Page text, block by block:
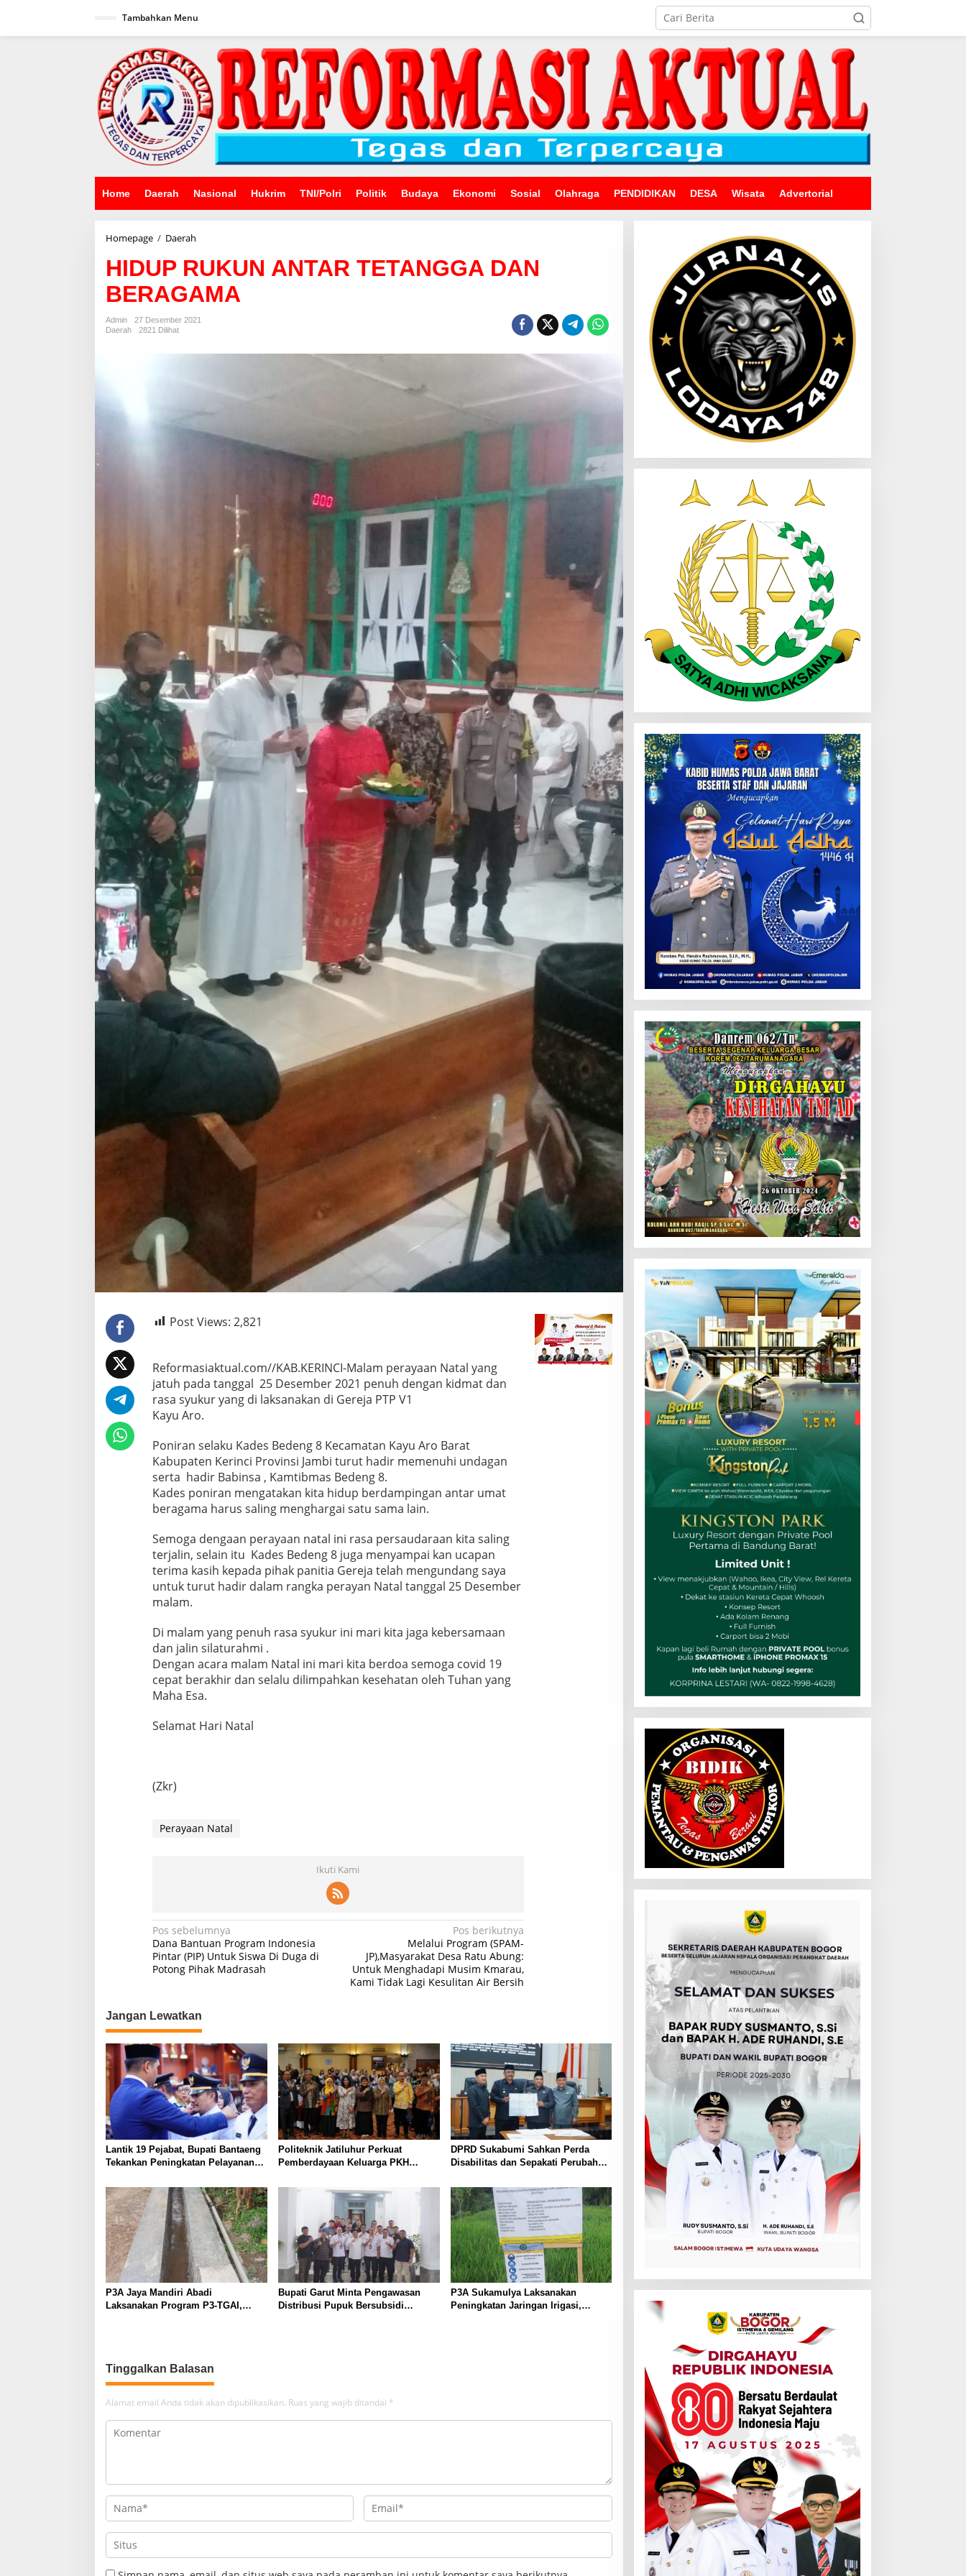
Tambahkan Menu
Home Daerah Nasional Hukrim TNI/Polri Politik Budaya Ekonomi Sosial Olahraga PENDIDIKAN DESA Wisata Advertorial
Homepage / Daerah
ANTAR
TETANGGA
DAN
BERAGAMA
HIDUP RUKUN ANTAR TETANGGA DAN
BERAGAMA
Admin
27 Desember 2021
Daerah
2821 Dilihat
Post Views: 2,821
Reformasiaktual.com//KAB.KERINCI-Malam perayaan Natal yang
jatuh pada tanggal 25 Desember 2021 penuh dengan kidmat dan
rasa syukur yang di laksanakan di Gereja PTP V1
Kayu Aro.
Poniran selaku Kades Bedeng 8 Kecamatan Kayu Aro Barat
Kabupaten Kerinci Provinsi Jambi turut hadir memenuhi undagan
serta hadir Babinsa , Kamtibmas Bedeng 8.
Kades poniran mengatakan kita hidup berdampingan antar umat
beragama harus saling menghargai satu sama lain.
Semoga dengaan perayaan natal ini rasa persaudaraan kita saling
terjalin, selain itu Kades Bedeng 8 juga menyampai kan ucapan
terima kasih kepada pihak panitia Gereja telah mengundang saya
untuk turut hadir dalam rangka perayan Natal tanggal 25 Desember
malam.
Di malam yang penuh rasa syukur ini mari kita jaga kebersamaan
dan jalin silaturahmi .
Dengan acara malam Natal ini mari kita berdoa semoga covid 19
cepat berakhir dan selalu dilimpahkan kesehatan oleh Tuhan yang
Maha Esa.
Selamat Hari Natal
(Zkr)
Perayaan Natal
Ikuti Kami
Navigasi
pos
Pos sebelumnya
Dana Bantuan Program Indonesia
Pintar (PIP) Untuk Siswa Di Duga di
Potong Pihak Madrasah
Pos berikutnya
Melalui Program (SPAM-
JP),Masyarakat Desa Ratu Abung:
Untuk Menghadapi Musim Kmarau,
Kami Tidak Lagi Kesulitan Air Bersih
Jangan Lewatkan
Lantik 19 Pejabat, Bupati Bantaeng
Tekankan Peningkatan Pelayanan
Politeknik Jatiluhur Perkuat
Pemberdayaan Keluarga PKH
DPRD Sukabumi Sahkan Perda
Disabilitas dan Sepakati Perubahan
P3A Jaya Mandiri Abadi
Laksanakan Program P3-TGAI,
Bupati Garut Minta Pengawasan
Distribusi Pupuk Bersubsidi
P3A Sukamulya Laksanakan
Peningkatan Jaringan Irigasi,
Tinggalkan Balasan
Alamat email Anda tidak akan dipublikasikan. Ruas yang wajib ditandai *